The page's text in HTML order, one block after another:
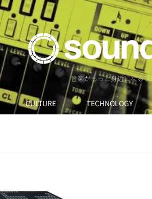
音楽がもっと身近になる
CULTURE TECHNOLOGY